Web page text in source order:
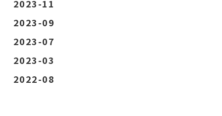
2023-11
2023-09
2023-07
2023-03
2022-08